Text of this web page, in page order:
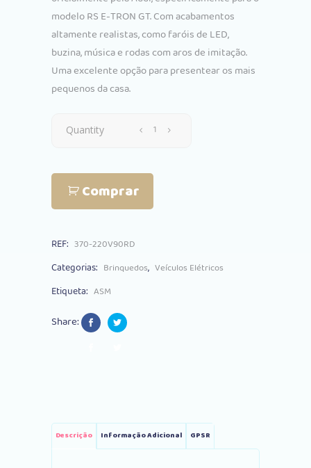
€182.00.€157.00.
modelo RS E-TRON GT. Com acabamentos
altamente realistas, como faróis de LED,
buzina, música e rodas com aros de imitação.
Uma excelente opção para presentear os mais
pequenos da casa.
Carro
Audi
E-
Quantity
Comprar
REF: 370-220V90RD
Categorias: Brinquedos, Veículos Elétricos
Etiqueta: ASM
Share:
Descrição Informação Adicional GPSR